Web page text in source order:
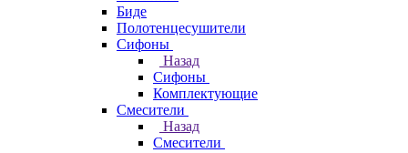
Биде
Полотенцесушители
Сифоны
Назад
Сифоны
Комплектующие
Смесители
Назад
Смесители